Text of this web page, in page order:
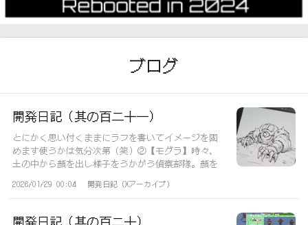
ブログ
開発日記（其の百二十一）
とにかく思い付くままにラフを書いてイメージを固
めます使うかは気分次第（笑）②【モグラ】時々、
土の中から顔を出し様子をうかがう偵察部隊。顔を
2026/01/29 00:04 開発日記（Xアーカイブ）
開発日記（其の百二十）